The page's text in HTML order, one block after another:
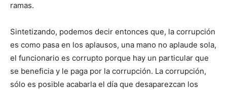
ramas.
Sintetizando, podemos decir entonces que, la corrupción
es como pasa en los aplausos, una mano no aplaude sola,
el funcionario es corrupto porque hay un particular que
se beneficia y le paga por la corrupción. La corrupción,
sólo es posible acabarla el día que desaparezcan los